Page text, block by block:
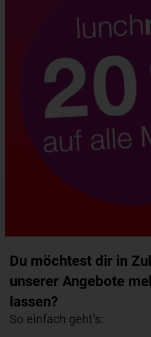
Du möchtest dir in
unserer Angebote
lassen?​
So einfach geht’s: